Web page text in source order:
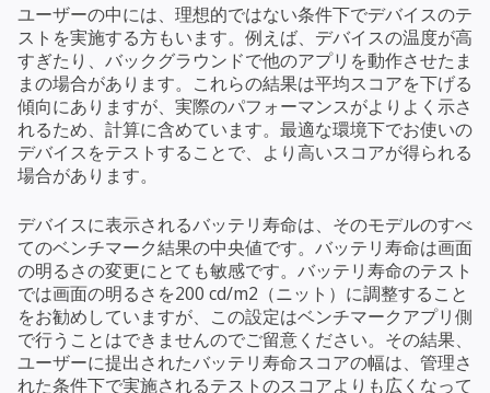
ユーザーの中には、理想的ではない条件下でデバイスのテ
ストを実施する方もいます。例えば、デバイスの温度が高
すぎたり、バックグラウンドで他のアプリを動作させたま
まの場合があります。これらの結果は平均スコアを下げる
傾向にありますが、実際のパフォーマンスがよりよく示さ
れるため、計算に含めています。最適な環境下でお使いの
デバイスをテストすることで、より高いスコアが得られる
場合があります。
デバイスに表示されるバッテリ寿命は、そのモデルのすべ
てのベンチマーク結果の中央値です。バッテリ寿命は画面
の明るさの変更にとても敏感です。バッテリ寿命のテスト
では画面の明るさを200 cd/m2（ニット）に調整すること
をお勧めしていますが、この設定はベンチマークアプリ側
で行うことはできませんのでご留意ください。その結果、
ユーザーに提出されたバッテリ寿命スコアの幅は、管理さ
れた条件下で実施されるテストのスコアよりも広くなって